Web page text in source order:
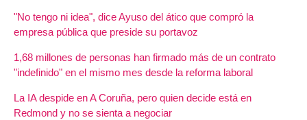
"No tengo ni idea", dice Ayuso del ático que compró la
empresa pública que preside su portavoz
1,68 millones de personas han firmado más de un contrato
"indefinido" en el mismo mes desde la reforma laboral
La IA despide en A Coruña, pero quien decide está en
Redmond y no se sienta a negociar